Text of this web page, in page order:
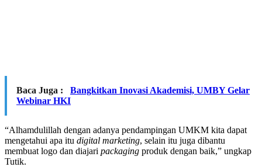
Baca Juga :
Bangkitkan Inovasi Akademisi, UMBY Gelar
Webinar HKI
“Alhamdulillah dengan adanya pendampingan UMKM kita dapat
mengetahui apa itu digital marketing, selain itu juga dibantu
membuat logo dan diajari packaging produk dengan baik,” ungkap
Tutik.